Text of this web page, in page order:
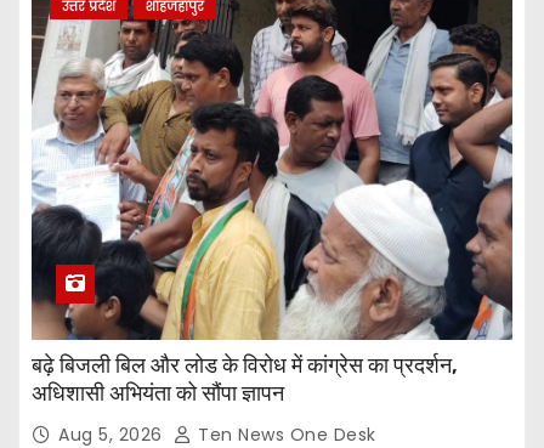
उत्तर प्रदेश शाहजहांपुर
बढ़े बिजली बिल और लोड के विरोध में कांग्रेस का प्रदर्शन,
अधिशासी अभियंता को सौंपा ज्ञापन
Aug 5, 2026 Ten News One Desk